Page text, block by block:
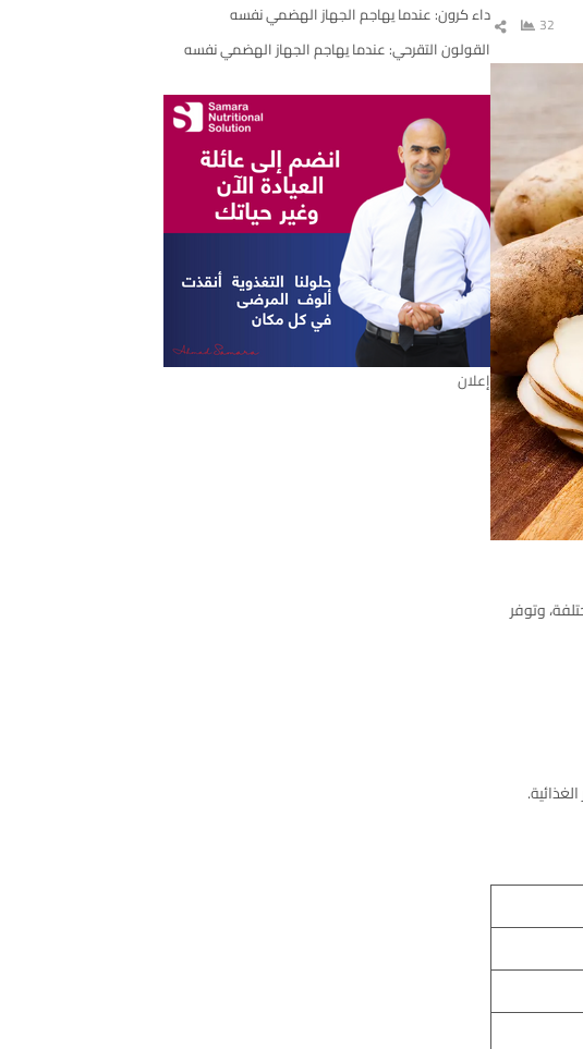
32
شارك
المقال
وتوفر
داء كرون: عندما يهاجم الجهاز الهضمي نفسه
القولون التقرحي: عندما يهاجم الجهاز الهضمي نفسه
إعلان